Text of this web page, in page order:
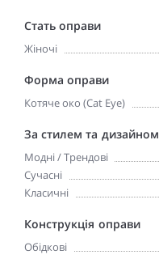
Стать оправи
Жіночі
Форма оправи
Котяче око (Cat Eye)
За стилем та дизайном
Модні / Трендові
Сучасні
Класичні
Конструкція оправи
Обідкові